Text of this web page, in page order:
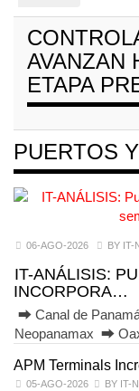
AVANZAN
ETAPA
PUERTOS
06-AGO-2026 BY IT-
IT-ANÁLISIS:
INCORPORA…
⮕ Canal de
Neopanamax ⮕
APM Terminals
05-AGO-2026 BY IT-